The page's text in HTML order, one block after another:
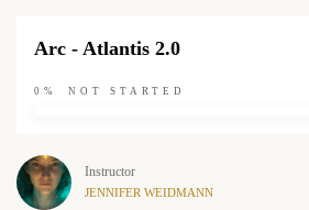
Arc - Atlantis 2.0
0% NOT STARTED
Instructor
JENNIFER WEIDMANN